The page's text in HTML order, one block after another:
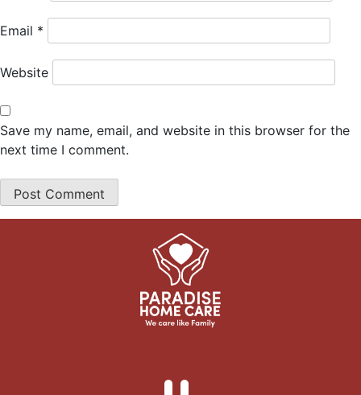
Email *
Website
Save my name, email, and website in this browser for the
next time I comment.